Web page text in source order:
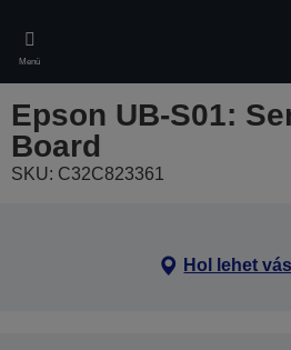
main
content
Menü
Epson UB-S01:
Board
SKU: C32C823361
Hol lehet